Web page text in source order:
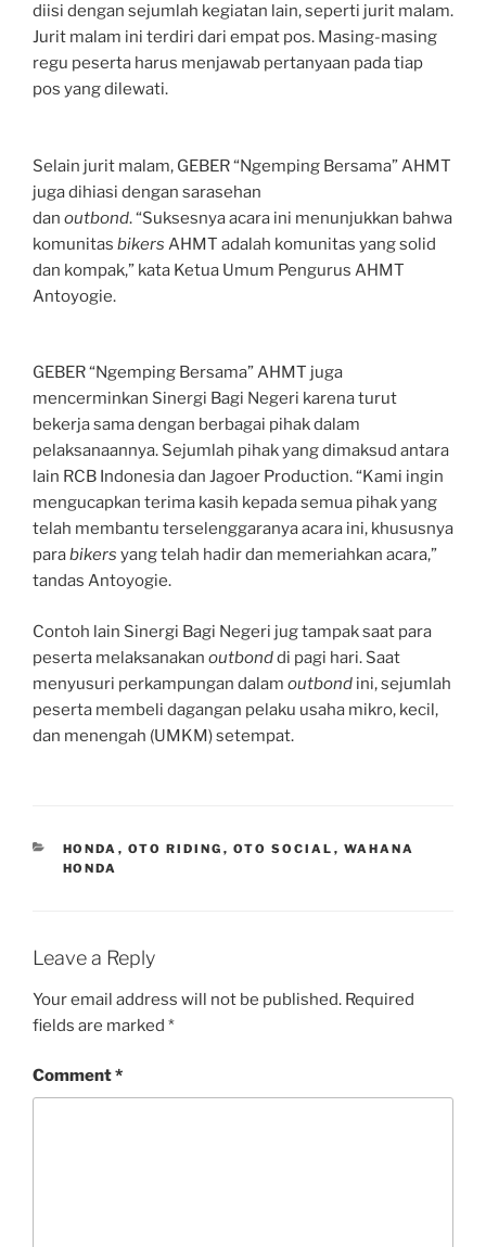
diisi dengan sejumlah kegiatan lain, seperti jurit malam.
Jurit malam ini terdiri dari empat pos. Masing-masing
regu peserta harus menjawab pertanyaan pada tiap
pos yang dilewati.
Selain jurit malam, GEBER “Ngemping Bersama” AHMT
juga dihiasi dengan sarasehan
dan outbond. “Suksesnya acara ini menunjukkan bahwa
komunitas bikers AHMT adalah komunitas yang solid
dan kompak,” kata Ketua Umum Pengurus AHMT
Antoyogie.
GEBER “Ngemping Bersama” AHMT juga
mencerminkan Sinergi Bagi Negeri karena turut
bekerja sama dengan berbagai pihak dalam
pelaksanaannya. Sejumlah pihak yang dimaksud antara
lain RCB Indonesia dan Jagoer Production. “Kami ingin
mengucapkan terima kasih kepada semua pihak yang
telah membantu terselenggaranya acara ini, khususnya
parabikers yang telah hadir dan memeriahkan acara,”
tandas Antoyogie.
Contoh lain Sinergi Bagi Negeri jug tampak saat para
peserta melaksanakan outbonddi pagi hari. Saat
menyusuri perkampungan dalam outbond ini, sejumlah
peserta membeli dagangan pelaku usaha mikro, kecil,
dan menengah (UMKM) setempat.
CATEGORIES
HONDA , OTO RIDING , OTO SOCIAL , WAHANA
HONDA
Leave a Reply
Your email address will not be published. Required
fields are marked *
Comment*